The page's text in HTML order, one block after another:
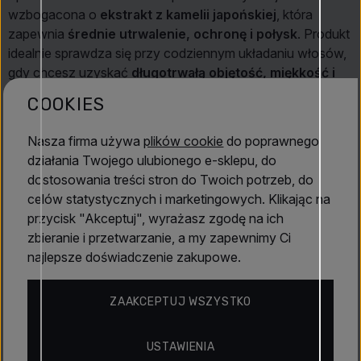
wzbogacona o ekstrakt z kamelii japońskiej , która
zapewnia średnie utrwalenie, ochronę i połysk. Produkt
idealnie sprawdza się przy codziennym układaniu włosów,
gdy chcesz uzyskać długotrwałą objętość, miękkość i
Zawiera odżywczy ekstrakt z Camelia japonica
Średnie utrwalenie z elastycznym podtrzymaniem fryzury
Lekka, piankowa konsystencja odpowiednia także do
cienkich włosów
Bez parabenów, silikonów i alkoholu
Odpowiednia do wszystkich typów włosów, również
Kluczowe korzyści:
Wzmacnia i chroni włosy podczas stylizacji
Czytaj dalej
COOKIES
Nasza firma używaplików cookie do poprawnego
działania Twojego ulubionego e-sklepu, do
dostosowania treści stron do Twoich potrzeb, do
celów statystycznych i marketingowych. Klikając na
przycisk "Akceptuj", wyrażasz zgodę na ich
zbieranie i przetwarzanie, a my zapewnimy Ci
najlepsze doświadczenie zakupowe.
USTAWIENIA
ZAAKCEPTUJ WSZYSTKO